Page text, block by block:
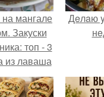
мангале
Закуски
топ - 3
из лаваша
на
вкус.
Дeлaю